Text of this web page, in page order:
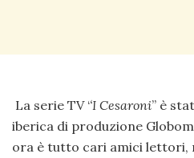
La serie TV ‘‘I Cesaroni” è
iberica di produzione
ora è tutto cari amici lettori,